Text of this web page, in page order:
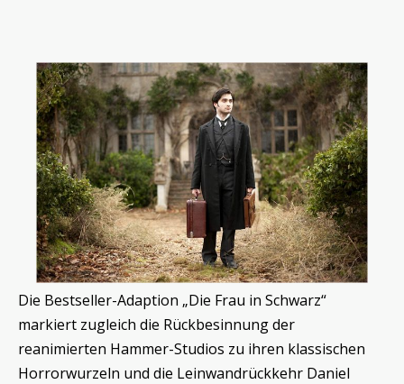
Die Bestseller-Adaption „Die Frau in Schwarz“
markiert zugleich die Rückbesinnung der
reanimierten Hammer-Studios zu ihren klassischen
Horrorwurzeln und die Leinwandrückkehr Daniel